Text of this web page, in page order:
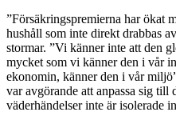
”Försäkringspremierna har ökat
hushåll som inte direkt drabbas
stormar. ”Vi känner inte att den
mycket som vi känner den i vår
ekonomin, känner den i vår
var avgörande att anpassa sig till
väderhändelser inte är isolerade